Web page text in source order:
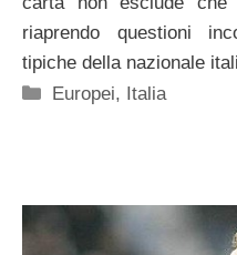
riaprendo questioni
tipiche della nazionale
Categorie
Europei, Italia